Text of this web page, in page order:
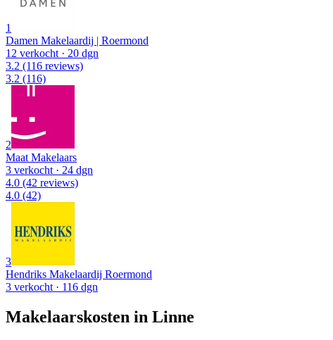
1
Damen Makelaardij | Roermond
12 verkocht · 20 dgn
3.2 (116 reviews)
3.2 (116)
2
Maat Makelaars
3 verkocht · 24 dgn
4.0 (42 reviews)
4.0 (42)
3
Hendriks Makelaardij Roermond
3 verkocht · 116 dgn
Makelaarskosten in Linne